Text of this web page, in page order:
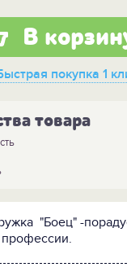
В
покупка 1
товара
"Боец" -
профессии.